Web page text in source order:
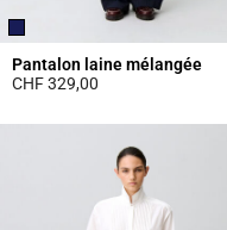
Pantalon laine mélangée
CHF 329,00